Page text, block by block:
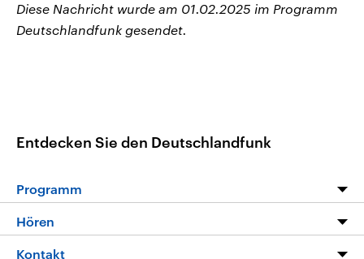
Diese Nachricht wurde am 01.02.2025 im Programm
Deutschlandfunk gesendet.
Entdecken Sie den Deutschlandfunk
Programm
Programm
Hören
Livestream
Kontakt